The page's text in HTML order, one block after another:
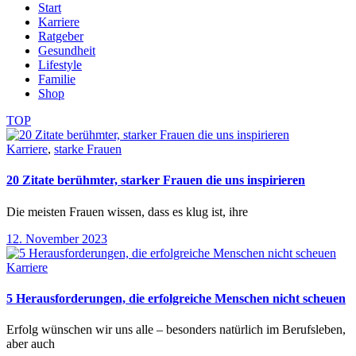
Start
Karriere
Ratgeber
Gesundheit
Lifestyle
Familie
Shop
TOP
Karriere, starke Frauen
20 Zitate berühmter, starker Frauen die uns inspirieren
Die meisten Frauen wissen, dass es klug ist, ihre
12. November 2023
Karriere
5 Herausforderungen, die erfolgreiche Menschen nicht scheuen
Erfolg wünschen wir uns alle – besonders natürlich im Berufsleben,
aber auch